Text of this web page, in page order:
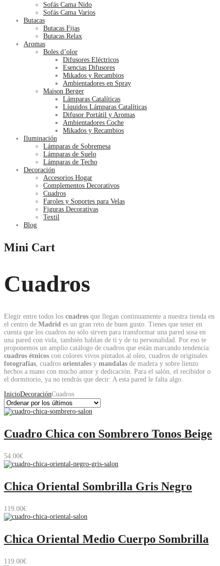
Sofás Cama Nido
Sofás Cama Varios
Butacas
Butacas Fijas
Butacas Relax
Aromas
Boles d’olor
Difusores Eléctricos
Esencias Difusores
Mikados y Recambios
Ambientadores en Spray
Maison Berger
Lámparas Catalíticas
Líquidos Lámparas Catalíticas
Difusor Portátil y Aromas
Ambientadores Coche
Mikados y Recambios
Iluminación
Lámparas de Sobremesa
Lámparas de Suelo
Lámparas de Techo
Decoración
Accesorios Hogar
Complementos Decorativos
Cuadros
Faroles y Soportes para Velas
Figuras Decorativas
Textil
Blog
Mini Cart
Cuadros
Elegir entre todos los cuadros que llegan continuamente a nuestra tienda en
el centro de Madrid es un gran reto de buen gusto. Tienes que tener en
cuenta que los cuadros no sólo sirven para transformar una pared sosa en
una pared con vida, también hablan de ti y de tu personalidad. Por eso te
proponemos un amplio catálogo de cuadros que están marcando tendencia:
cuadros étnicos con colores vivos pintados al oleo, cuadros de originales
fotografías , cuadros orientales y mandalas de madera y sobre lienzo
hechos a mano con mucho amor y dedicación. Para el salón, el recibidor o
el dormitorio, ya no tendrás que decir: A esta pared le falta algo.
InicioDecoraciónCuadros
Cuadro Chica con Sombrero Tonos Beige
54.00€
Chica Oriental Sombrilla Gris Negro
119.00€
Chica Oriental Medio Cuerpo Sombrilla
119.00€